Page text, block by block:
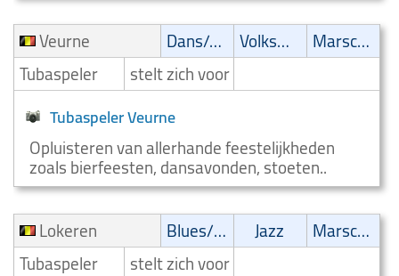
Veurne
Dans/Amusementsmuziek Volksmuziek
Marsch/Polka
Tubaspeler
stelt zich voor
Tubaspeler Veurne
Opluisteren van allerhande feestelijkheden
zoals bierfeesten, dansavonden, stoeten..
Lokeren
Blues/Swing Jazz
Marsch/Polka
Tubaspeler
stelt zich voor